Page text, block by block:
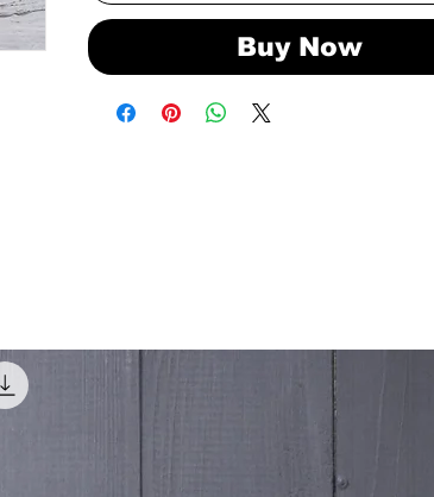
Buy Now